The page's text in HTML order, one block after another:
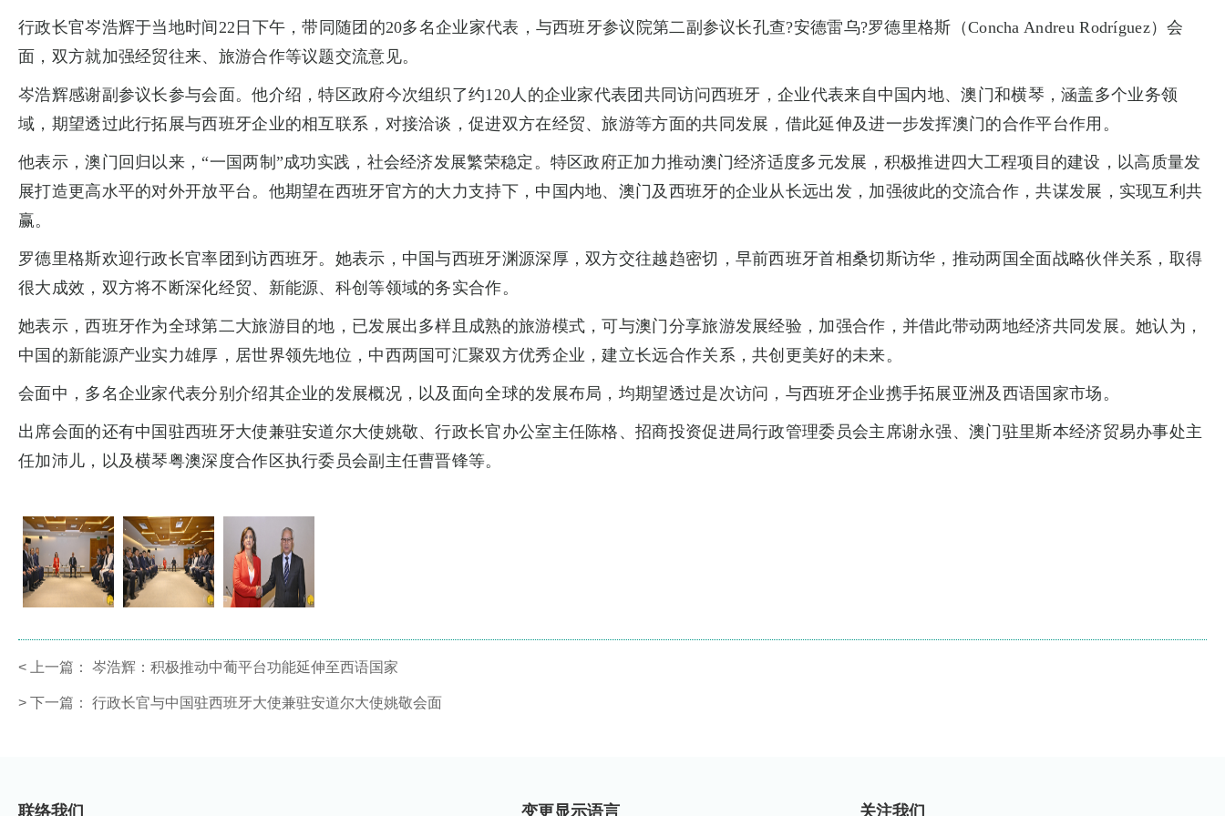
行政长官岑浩辉于当地时间22日下午，带同随团的20多名企业家代表，与西班牙参议院第二副参议长孔查?安德雷乌?罗德里格斯（Concha Andreu Rodríguez）会
面，双方就加强经贸往来、旅游合作等议题交流意见。
岑浩辉感谢副参议长参与会面。他介绍，特区政府今次组织了约120人的企业家代表团共同访问西班牙，企业代表来自中国内地、澳门和横琴，涵盖多个业务领
域，期望透过此行拓展与西班牙企业的相互联系，对接洽谈，促进双方在经贸、旅游等方面的共同发展，借此延伸及进一步发挥澳门的合作平台作用。
他表示，澳门回归以来，“一国两制”成功实践，社会经济发展繁荣稳定。特区政府正加力推动澳门经济适度多元发展，积极推进四大工程项目的建设，以高质量发
展打造更高水平的对外开放平台。他期望在西班牙官方的大力支持下，中国内地、澳门及西班牙的企业从长远出发，加强彼此的交流合作，共谋发展，实现互利共
赢。
罗德里格斯欢迎行政长官率团到访西班牙。她表示，中国与西班牙渊源深厚，双方交往越趋密切，早前西班牙首相桑切斯访华，推动两国全面战略伙伴关系，取得
很大成效，双方将不断深化经贸、新能源、科创等领域的务实合作。
她表示，西班牙作为全球第二大旅游目的地，已发展出多样且成熟的旅游模式，可与澳门分享旅游发展经验，加强合作，并借此带动两地经济共同发展。她认为，
中国的新能源产业实力雄厚，居世界领先地位，中西两国可汇聚双方优秀企业，建立长远合作关系，共创更美好的未来。
会面中，多名企业家代表分别介绍其企业的发展概况，以及面向全球的发展布局，均期望透过是次访问，与西班牙企业携手拓展亚洲及西语国家市场。
出席会面的还有中国驻西班牙大使兼驻安道尔大使姚敬、行政长官办公室主任陈格、招商投资促进局行政管理委员会主席谢永强、澳门驻里斯本经济贸易办事处主
任加沛儿，以及横琴粤澳深度合作区执行委员会副主任曹晋锋等。
< 上一篇： 岑浩辉：积极推动中葡平台功能延伸至西语国家
> 下一篇： 行政长官与中国驻西班牙大使兼驻安道尔大使姚敬会面
联络我们 变更显示语言 关注我们